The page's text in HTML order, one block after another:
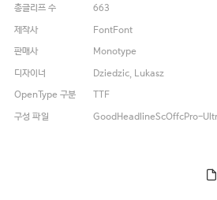
총글리프 수
663
제작사
FontFont
판매사
Monotype
디자이너
Dziedzic, Lukasz
OpenType 구분
TTF
구성 파일
GoodHeadlineScOffcPro-